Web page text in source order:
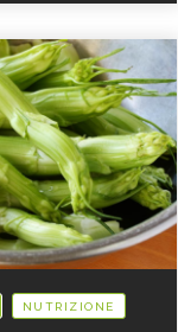
NUTRIZIONE